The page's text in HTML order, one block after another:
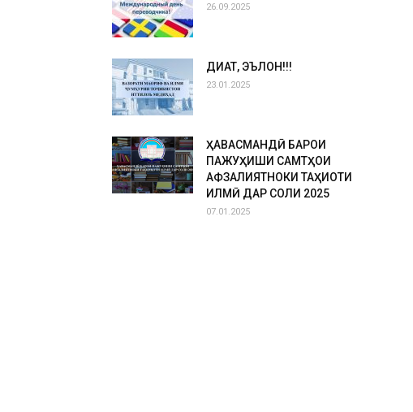
26.09.2025
ДИҚҚАТ, ЭЪЛОН!!!
23.01.2025
ҲАВАСМАНДӢ БАРОИ
ПАЖУҲИШИ САМТҲОИ
АФЗАЛИЯТНОКИ ТАҲҚИҚОТИ
ИЛМӢ ДАР СОЛИ 2025
07.01.2025